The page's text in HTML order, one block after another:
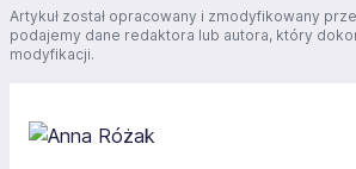
Artykuł został opracowany i zmodyfikowany
podajemy dane redaktora lub autora, który
modyfikacji.